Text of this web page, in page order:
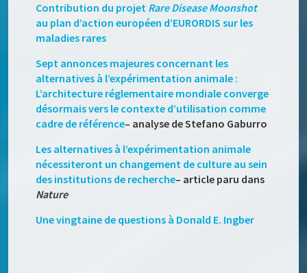
Contribution du projet Rare Disease Moonshot
au plan d’action européen d’EURORDIS sur les
maladies rares
Sept annonces majeures concernant les
alternatives à l’expérimentation animale :
L’architecture réglementaire mondiale converge
désormais vers le contexte d’utilisation comme
cadre de référence– analyse de Stefano Gaburro
Les alternatives à l’expérimentation animale
nécessiteront un changement de culture au sein
des institutions de recherche– article paru dans
Nature
Une vingtaine de questions à Donald E. Ingber